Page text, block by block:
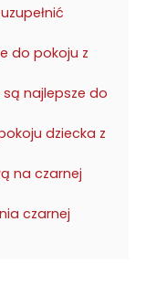
do pokoju z
najlepsze do
dziecka z
na czarnej
czarnej